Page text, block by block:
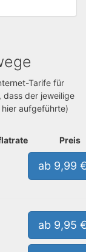
Tarife für
dass der jeweilige
aufgeführte)
Preis
ab 9,99
ab 9,95